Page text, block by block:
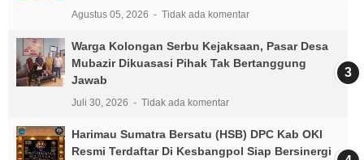
Agustus 05, 2026 Tidak ada komentar
Warga Kolongan Serbu Kejaksaan, Pasar Desa
Mubazir Dikuasasi Pihak Tak Bertanggung
Jawab
Juli 30, 2026 Tidak ada komentar
Harimau Sumatra Bersatu (HSB) DPC Kab OKI
Resmi Terdaftar Di Kesbangpol Siap Bersinergi